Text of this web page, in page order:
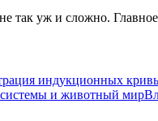
так уж и сложно.
индукционных